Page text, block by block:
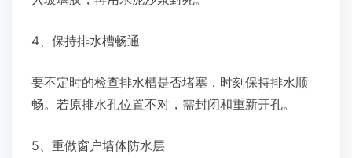
4、保持排水槽畅通
要不定时的检查排水槽是否堵塞，时刻保持排水顺
畅。若原排水孔位置不对，需封闭和重新开孔。
5、重做窗户墙体防水层